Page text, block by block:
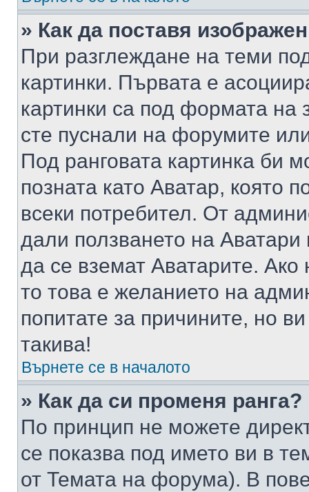
» Как да поставя
При разглеждане на теми
картинки. Първата е
картинки са под формата на
сте пуснали на форумите
Под ранговата картинка би
позната като Аватар, която
всеки потребител. От
дали ползването на
да се вземат Аватарите.
то това е желанието на
попитате за причините, но
такива!
Върнете се в началото
» Как да си променя ранга?
По принцип не можете
се показва под името ви в
от Темата на форума). В